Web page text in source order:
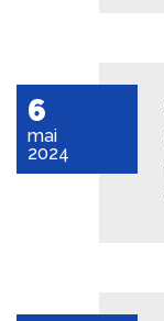
6
mai
2024